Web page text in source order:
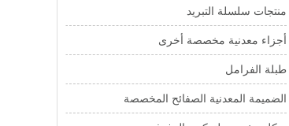
منتجات سلسلة التبريد
أجزاء معدنية مخصصة أخرى
طبلة الفرامل
الضميمة المعدنية الصفائح المخصصة